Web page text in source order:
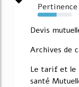
Pertinence
55%
Devis
Archives de
Le tarif et le
santé